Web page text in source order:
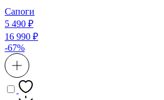
Сапоги
5 490 ₽
16 990 ₽
-67%